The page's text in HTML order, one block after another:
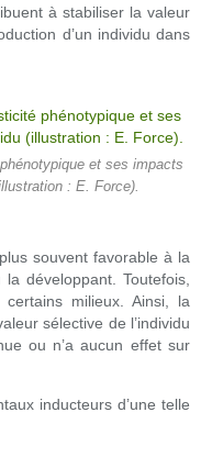
à stabiliser la valeur
d’un individu dans
et ses impacts
: E. Force).
souvent favorable à la
développant. Toutefois,
milieux. Ainsi, la
sélective de l’individu
ou n’a aucun effet sur
inducteurs d’une telle